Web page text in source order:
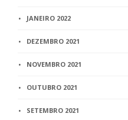
JANEIRO 2022
DEZEMBRO 2021
NOVEMBRO 2021
OUTUBRO 2021
SETEMBRO 2021